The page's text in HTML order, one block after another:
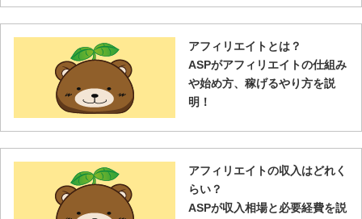
アフィリエイトとは？
ASPがアフィリエイトの仕組み
や始め方、稼げるやり方を説
明！
アフィリエイトの収入はどれく
らい？
ASPが収入相場と必要経費を説